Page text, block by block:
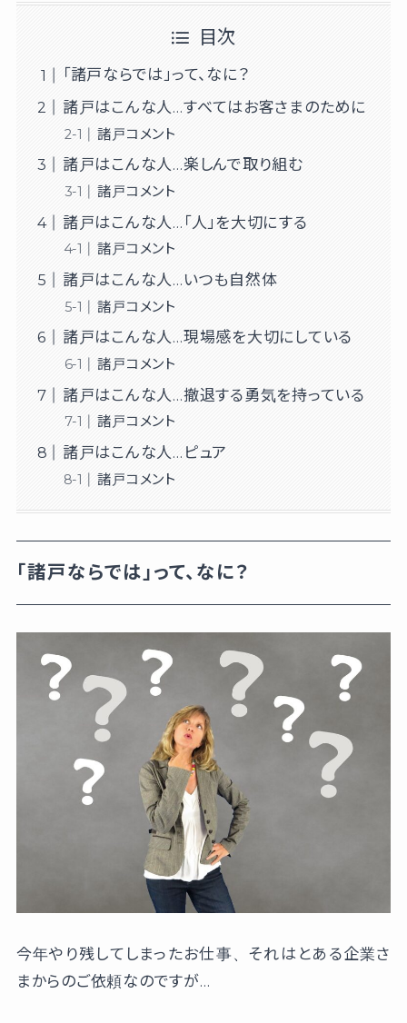
目次
「諸戸ならでは」って、なに？
諸戸はこんな人…すべてはお客さまのために
諸戸コメント
諸戸はこんな人…楽しんで取り組む
諸戸コメント
諸戸はこんな人…「人」を大切にする
諸戸コメント
諸戸はこんな人…いつも自然体
諸戸コメント
諸戸はこんな人…現場感を大切にしている
諸戸コメント
諸戸はこんな人…撤退する勇気を持っている
諸戸コメント
諸戸はこんな人…ピュア
諸戸コメント
「諸戸ならでは」って、なに？
今年やり残してしまったお仕事、それはとある企業さ
まからのご依頼なのですが…